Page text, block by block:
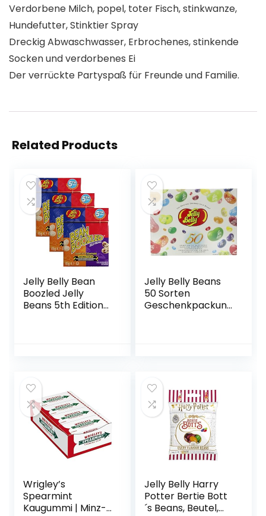
Verdorbene Milch, popel, toter Fisch, stinkwanze,
Hundefutter, Stinktier Spray
Dreckig Abwaschwasser, Erbrochenes, stinkende
Socken und verdorbenes Ei
Der verrückte Partyspaß für Freunde und Familie.
Related Products
Jelly Belly Bean
Boozled Jelly
Beans 5th Edition-
Jelly Belly Beans
50 Sorten
Geschenkpackung
Wrigley’s
Spearmint
Kaugummi | Minz-
Jelly Belly Harry
Potter Bertie Bott
´s Beans, Beutel,